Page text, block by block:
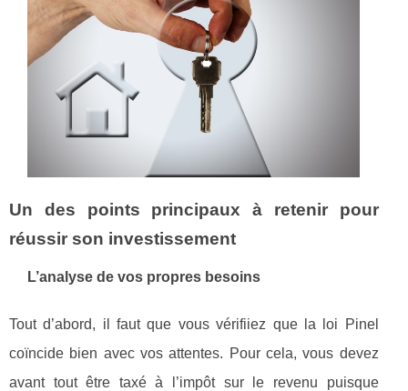
Un des points principaux à retenir pour
réussir son investissement
L’analyse de vos propres besoins
Tout d’abord, il faut que vous vérifiiez que la loi Pinel
coïncide bien avec vos attentes. Pour cela, vous devez
avant tout être taxé à l’impôt sur le revenu puisque